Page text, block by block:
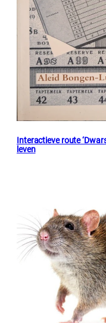
Interactieve route
leven